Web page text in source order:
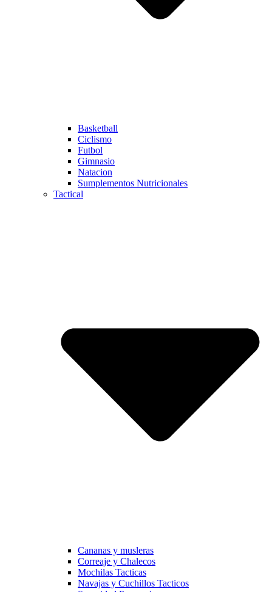
Basketball
Ciclismo
Futbol
Gimnasio
Natacion
Sumplementos Nutricionales
Tactical
Cananas y musleras
Correaje y Chalecos
Mochilas Tacticas
Navajas y Cuchillos Tacticos